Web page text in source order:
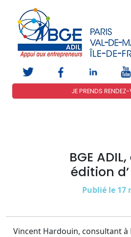
JE PRENDS
BGE
édition
Publié le 17
Vincent Hardouin, consultant à